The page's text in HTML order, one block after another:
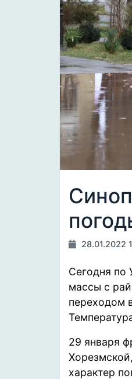
28.01.2022
Сегодня по
массы с
переходом
29 января
характер